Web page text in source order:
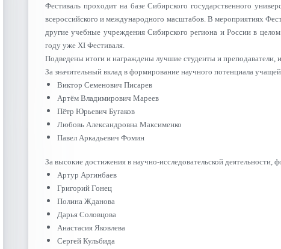
Фестиваль проходит на базе Сибирского государственного
всероссийского и международного масштабов. В мероприятиях
другие учебные учреждения Сибирского региона и России в
году уже XI Фестиваля.
Подведены итоги и награждены лучшие студенты и преподаватели,
За значительный вклад в формирование научного потенциала
Виктор Семенович Писарев
Артём Владимирович Мареев
Пётр Юрьевич Бугаков
Любовь Александровна Максименко
Павел Аркадьевич Фомин
За высокие достижения в научно-исследовательской
Артур Аргинбаев
Григорий Гонец
Полина Жданова
Дарья Соловцова
Анастасия Яковлева
Сергей Кульбида